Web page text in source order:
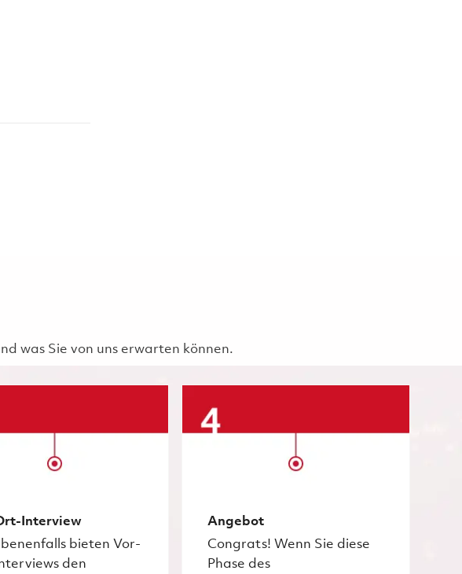
was Sie von uns erwarten können.
Interview
bieten Vor-
den
Angebot
Congrats! Wenn Sie diese
Phase des